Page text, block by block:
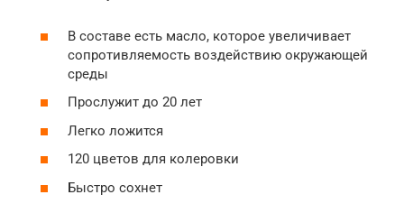
В составе есть масло, которое увеличивает
сопротивляемость воздействию окружающей
среды
Прослужит до 20 лет
Легко ложится
120 цветов для колеровки
Быстро сохнет